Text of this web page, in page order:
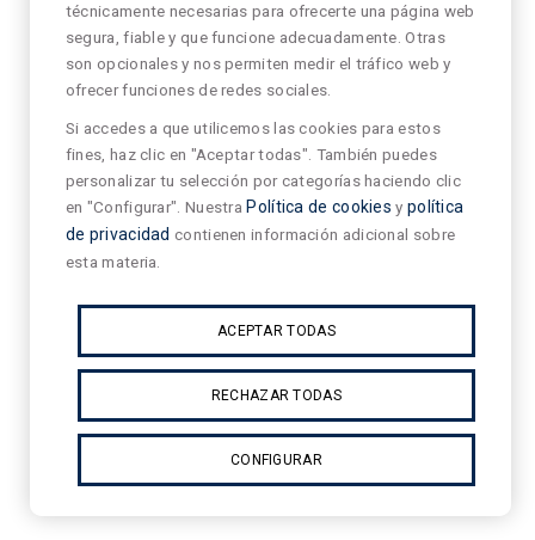
técnicamente necesarias para ofrecerte una página web
segura, fiable y que funcione adecuadamente. Otras
son opcionales y nos permiten medir el tráfico web y
ofrecer funciones de redes sociales.
Si accedes a que utilicemos las cookies para estos
fines, haz clic en "Aceptar todas". También puedes
personalizar tu selección por categorías haciendo clic
en "Configurar". Nuestra Política de cookies y política
de privacidad contienen información adicional sobre
esta materia.
ACEPTAR TODAS
RECHAZAR TODAS
CONFIGURAR